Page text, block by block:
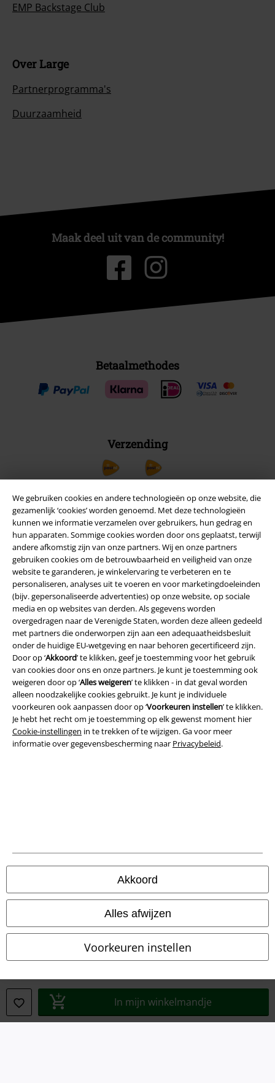
We gebruiken cookies en andere technologieën op onze website, die
gezamenlijk ‘cookies’ worden genoemd. Met deze technologieën
kunnen we informatie verzamelen over gebruikers, hun gedrag en
hun apparaten. Sommige cookies worden door ons geplaatst, terwijl
andere afkomstig zijn van onze partners. Wij en onze partners
gebruiken cookies om de betrouwbaarheid en veiligheid van onze
website te garanderen, je winkelervaring te verbeteren en te
personaliseren, analyses uit te voeren en voor marketingdoeleinden
(bijv. gepersonaliseerde advertenties) op onze website, op sociale
media en op websites van derden. Als gegevens worden
overgedragen naar de Verenigde Staten, worden deze alleen gedeeld
met partners die onderworpen zijn aan een adequaatheidsbesluit
onder de huidige EU-wetgeving en naar behoren gecertificeerd zijn.
Door op ‘Akkoord’ te klikken, geef je toestemming voor het gebruik
van cookies door ons en onze partners. Je kunt je toestemming ook
weigeren door op ‘Alles weigeren’ te klikken - in dat geval worden
alleen noodzakelijke cookies gebruikt. Je kunt je individuele
voorkeuren ook aanpassen door op ‘Voorkeuren instellen’ te klikken.
Je hebt het recht om je toestemming op elk gewenst moment hier
Cookie-instellingen in te trekken of te wijzigen. Ga voor meer
informatie over gegevensbescherming naar Privacybeleid.
Akkoord
Alles afwijzen
Voorkeuren instellen
In mijn winkelmandje
EMP Backstage Club
Over Large
Partnerprogramma's
Duurzaamheid
Maak deel uit van de community!
Betaalmethodes
Verzending
large app
Download gratis de nieuwe large app en profiteer van alle nieuwe
functies en voordelen!
A Warner Music Group Company
Beveiliging
Legal
Algemene Voorwaarden
Privacyverklaring
Verklaring van conformiteit